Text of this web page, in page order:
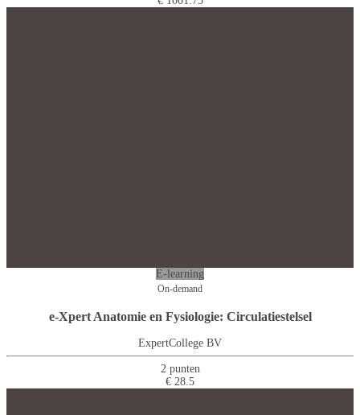
E-learning
On-demand
e-Xpert Anatomie en Fysiologie: Circulatiestelsel
ExpertCollege BV
2 punten
€ 28.5